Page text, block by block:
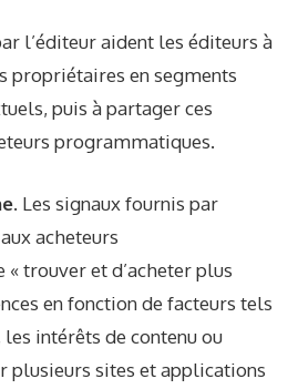
l’éditeur aident les éditeurs à
propriétaires en segments
puis à partager ces
programmatiques.
Les signaux fournis par
acheteurs
trouver et d’acheter plus
en fonction de facteurs tels
intérêts de contenu ou
plusieurs sites et applications